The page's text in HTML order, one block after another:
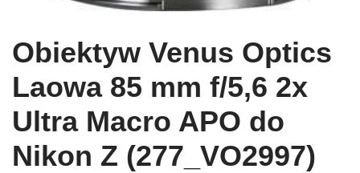
Obiektyw Venus Optics
Laowa 85 mm f/5,6 2x
Ultra Macro APO do
Nikon Z (277_VO2997)